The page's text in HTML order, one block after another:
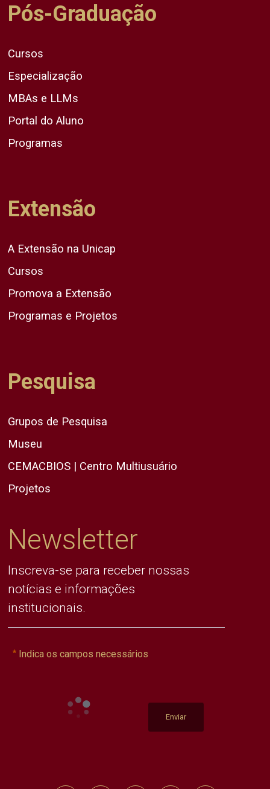
Pós-Graduação
Cursos
Especialização
MBAs e LLMs
Portal do Aluno
Programas
Extensão
A Extensão na Unicap
Cursos
Promova a Extensão
Programas e Projetos
Pesquisa
Grupos de Pesquisa
Museu
CEMACBIOS | Centro Multiusuário
Projetos
Newsletter
Inscreva-se para receber nossas
notícias e informações
institucionais.
Indica os campos necessários
Enviar